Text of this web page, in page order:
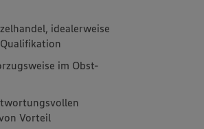
idealerweise
im Obst-
Vorteil